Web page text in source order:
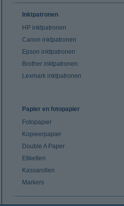
Inktpatronen
HP inktpatronen
Canon inktpatronen
Epson inktpatronen
Brother inktpatronen
Lexmark inktpatronen
Papier en fotopapier
Fotopapier
Kopieerpapier
Double A Paper
Etiketten
Kassarollen
Markers